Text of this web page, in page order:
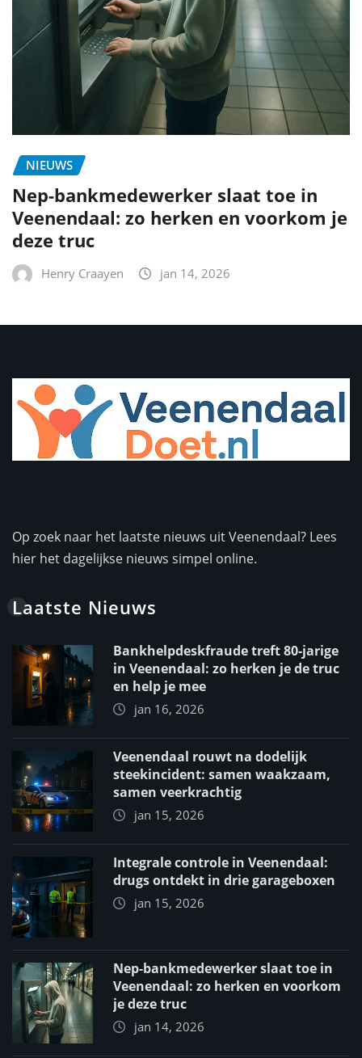
NIEUWS
Nep-bankmedewerker slaat toe in
Veenendaal: zo herken en voorkom je
deze truc
Henry Craayen jan 14, 2026
Op zoek naar het laatste nieuws uit Veenendaal? Lees
hier het dagelijkse nieuws simpel online.
Laatste Nieuws
Bankhelpdeskfraude treft 80-jarige
in Veenendaal: zo herken je de truc
en help je mee
jan 16, 2026
Veenendaal rouwt na dodelijk
steekincident: samen waakzaam,
samen veerkrachtig
jan 15, 2026
Integrale controle in Veenendaal:
drugs ontdekt in drie garageboxen
jan 15, 2026
Nep-bankmedewerker slaat toe in
Veenendaal: zo herken en voorkom
je deze truc
jan 14, 2026